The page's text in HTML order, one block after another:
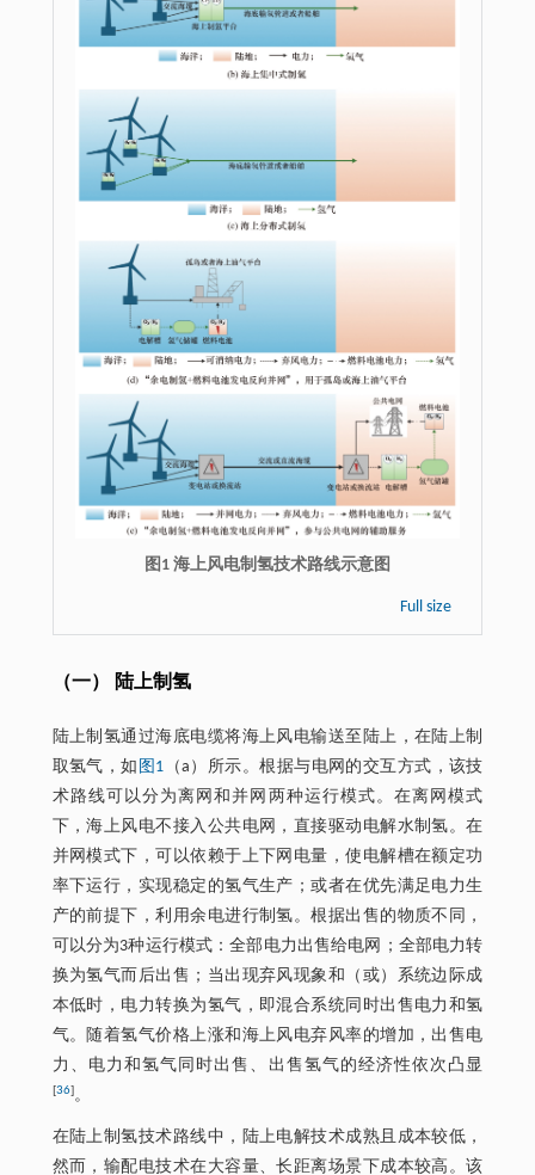
图1 海上风电制氢技术路线示意图
Full size
（一） 陆上制氢
陆上制氢通过海底电缆将海上风电输送至陆上，在陆上制
取氢气，如 图1 （a）所示。根据与电网的交互方式，该技
术路线可以分为离网和并网两种运行模式。在离网模式
下，海上风电不接入公共电网，直接驱动电解水制氢。在
并网模式下，可以依赖于上下网电量，使电解槽在额定功
率下运行，实现稳定的氢气生产；或者在优先满足电力生
产的前提下，利用余电进行制氢。根据出售的物质不同，
可以分为3种运行模式：全部电力出售给电网；全部电力转
换为氢气而后出售；当出现弃风现象和（或）系统边际成
本低时，电力转换为氢气，即混合系统同时出售电力和氢
气。随着氢气价格上涨和海上风电弃风率的增加，出售电
力、电力和氢气同时出售、出售氢气的经济性依次凸显
[36]。
在陆上制氢技术路线中，陆上电解技术成熟且成本较低，
然而，输配电技术在大容量、长距离场景下成本较高。该